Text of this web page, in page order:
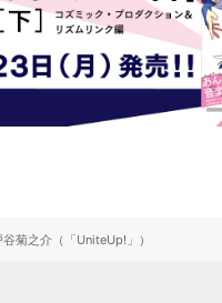
菊之介（「UniteUp!」）